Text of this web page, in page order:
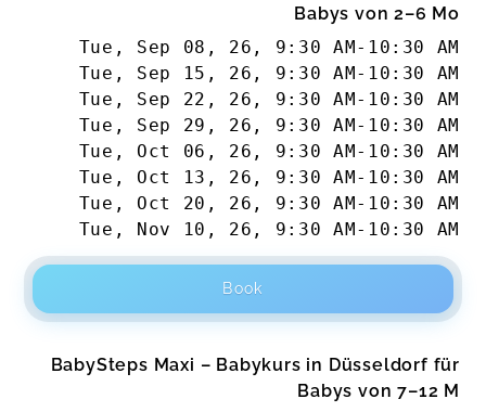
Babys von 2–6 Mo
Tue, Sep 08, 26 , 9:30 AM- 10:30 AM
Tue, Sep 15, 26 , 9:30 AM- 10:30 AM
Tue, Sep 22, 26 , 9:30 AM- 10:30 AM
Tue, Sep 29, 26 , 9:30 AM- 10:30 AM
Tue, Oct 06, 26 , 9:30 AM- 10:30 AM
Tue, Oct 13, 26 , 9:30 AM- 10:30 AM
Tue, Oct 20, 26 , 9:30 AM- 10:30 AM
Tue, Nov 10, 26 , 9:30 AM- 10:30 AM
Book
BabySteps Maxi – Babykurs in Düsseldorf für
Babys von 7–12 M